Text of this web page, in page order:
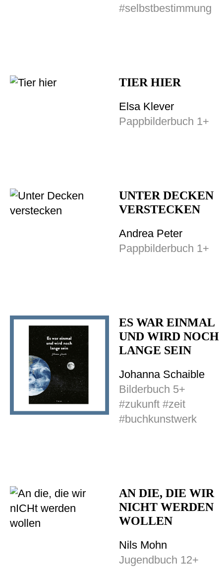
#selbstbestimmung
TIER HIER
Elsa Klever
Pappbilderbuch 1+
UNTER DECKEN
VERSTECKEN
Andrea Peter
Pappbilderbuch 1+
ES WAR EINMAL
UND WIRD NOCH
LANGE SEIN
Johanna Schaible
Bilderbuch 5+
#zukunft #zeit
#buchkunstwerk
AN DIE, DIE WIR
NICHT WERDEN
WOLLEN
Nils Mohn
Jugendbuch 12+